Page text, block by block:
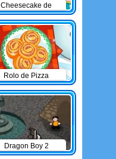
Cheesecake de
Chocolate
Rolo de Pizza
Dragon Boy 2